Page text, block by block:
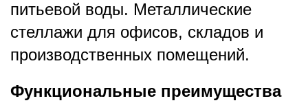
питьевой воды. Металлические
стеллажи для офисов, складов и
производственных помещений.
Функциональные преимущества